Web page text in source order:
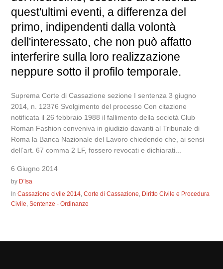
quest'ultimi eventi, a differenza del
primo, indipendenti dalla volontà
dell'interessato, che non può affatto
interferire sulla loro realizzazione
neppure sotto il profilo temporale.
Suprema Corte di Cassazione sezione I sentenza 3 giugno
2014, n. 12376 Svolgimento del processo Con citazione
notificata il 26 febbraio 1988 il fallimento della società Club
Roman Fashion conveniva in giudizio davanti al Tribunale di
Roma la Banca Nazionale del Lavoro chiedendo che, ai sensi
dell’art. 67 comma 2 LF, fossero revocati e dichiarati...
6 Giugno 2014
by D'Isa
InCassazione civile 2014,Corte di Cassazione, Diritto Civile e Procedura
Civile,Sentenze - Ordinanze